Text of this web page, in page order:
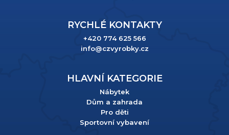
RYCHLÉ KONTAKTY
+420 774 625 566
info@czvyrobky.cz
HLAVNÍ KATEGORIE
Nábytek
Dům a zahrada
Pro děti
Sportovní vybavení